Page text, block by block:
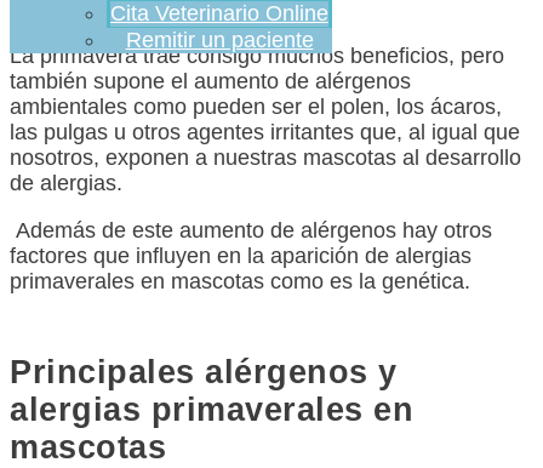
Cita Veterinario Online
Remitir un paciente
La primavera trae consigo muchos beneficios, pero
también supone el aumento de alérgenos
ambientales como pueden ser el polen, los ácaros,
las pulgas u otros agentes irritantes que, al igual que
nosotros, exponen a nuestras mascotas al desarrollo
de alergias.
Además de este aumento de alérgenos hay otros
factores que influyen en la aparición de alergias
primaverales en mascotas como es la genética.
Principales alérgenos y
alergias primaverales en
mascotas